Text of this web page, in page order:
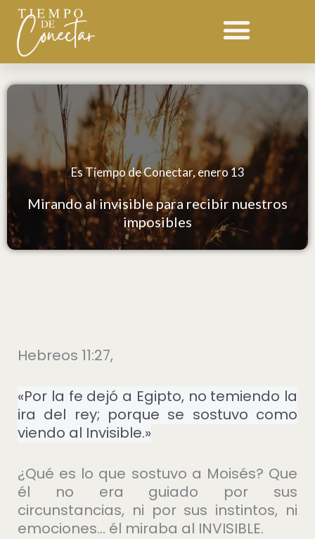
contenido
Es Tiempo de Conectar, enero 13
Mirando al invisible para recibir nuestros
imposibles
Hebreos 11:27,
«Por la fe dejó a Egipto, no temiendo la
ira del rey; porque se sostuvo como
viendo al Invisible.»
¿Qué es lo que sostuvo a Moisés? Que
él no era guiado por sus
circunstancias, ni por sus instintos, ni
emociones… él miraba al INVISIBLE.